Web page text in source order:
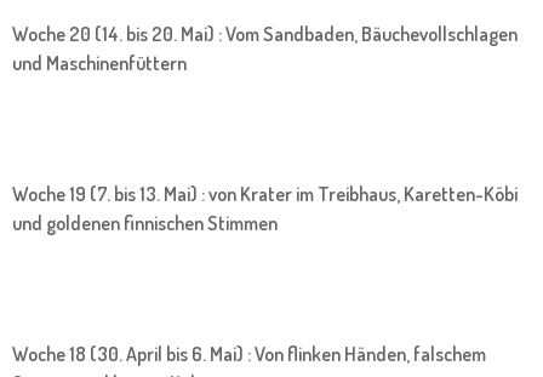
Woche 20 (14. bis 20. Mai) : Vom Sandbaden, Bäuchevollschlagen
und Maschinenfüttern
Woche 19 (7. bis 13. Mai) : von Krater im Treibhaus, Karetten-Köbi
und goldenen finnischen Stimmen
Woche 18 (30. April bis 6. Mai) : Von flinken Händen, falschem